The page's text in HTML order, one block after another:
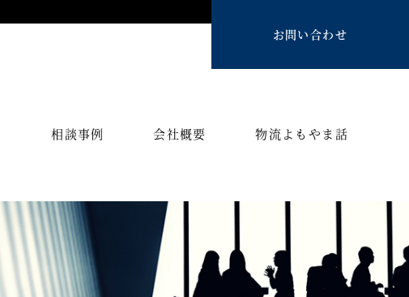
お問い合わせ
相談事例 会社概要 物流よもやま話